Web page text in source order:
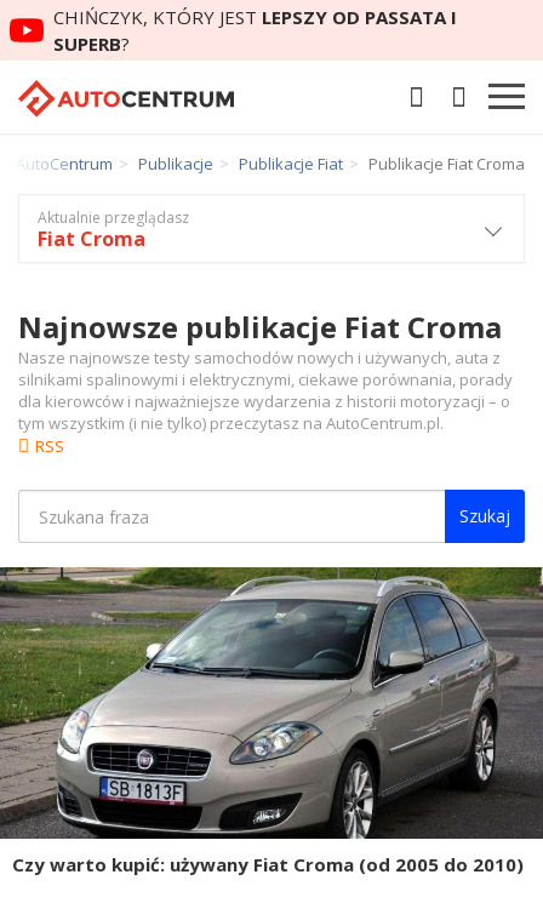
CHIŃCZYK, KTÓRY JEST LEPSZY OD PASSATA I
SUPERB?
AutoCentrum Publikacje Publikacje Fiat Publikacje Fiat Croma
Najnowsze publikacje Fiat Croma
RSS
Nasze najnowsze testy samochodów nowych i używanych, auta z
silnikami spalinowymi i elektrycznymi, ciekawe porównania, porady
dla kierowców i najważniejsze wydarzenia z historii motoryzacji – o
tym wszystkim (i nie tylko) przeczytasz na AutoCentrum.pl.
Szukaj
Czy warto kupić: używany Fiat Croma (od 2005 do 2010)
Aktualnie przeglądasz
Fiat Croma